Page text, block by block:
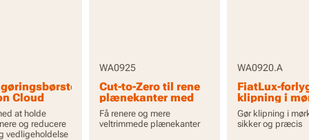
Cloud
at holde
og reducere
vedligeholdelse
WA0925
Cut-to-Zero til rene
plænekanter med
Vision Cloud
Få renere og mere
veltrimmede plænekanter
WA0920.A
FiatLux-
klipning i
med Vision
Gør klipning i
sikker og præcis